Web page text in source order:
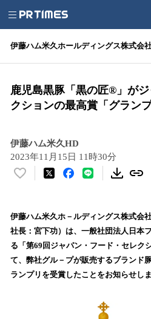
伊藤ハム米久ホールディングス株式会
鹿児島黒豚「黒の匠®」が
クションの最高賞「グラン
伊藤ハム米久HD
2023年11月15日 11時30分
い
！
数
を
読
込
伊藤ハム米久ホ－ルディングス株式
社長：宮下功）は、一般社団法人日本
る「第69回ジャパン・フード・セレク
て、弊社グル－プが販売するブランド
ランプリを受賞したことをお知らせしま